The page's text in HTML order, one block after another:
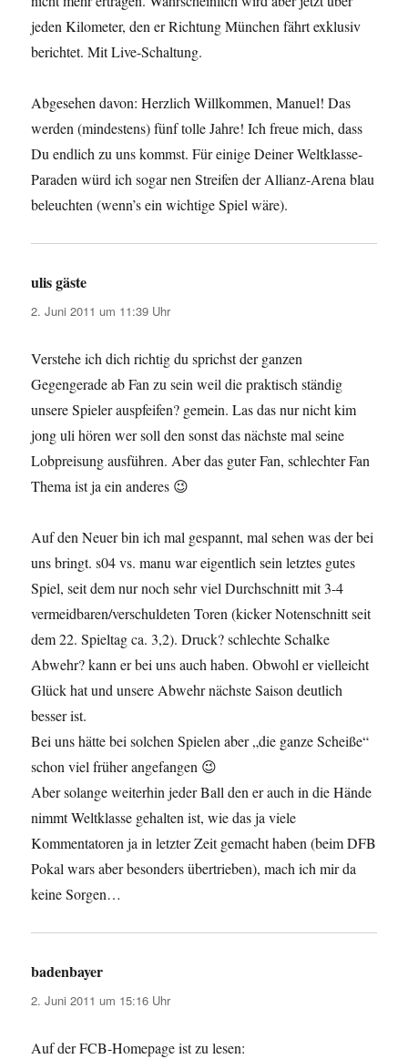
jeden Kilometer, den er Richtung München fährt exklusiv
berichtet. Mit Live-Schaltung.
Abgesehen davon: Herzlich Willkommen, Manuel! Das
werden (mindestens) fünf tolle Jahre! Ich freue mich, dass
Du endlich zu uns kommst. Für einige Deiner Weltklasse-
Paraden würd ich sogar nen Streifen der Allianz-Arena blau
beleuchten (wenn’s ein wichtige Spiel wäre).
ulis gäste
2. Juni 2011 um 11:39 Uhr
Verstehe ich dich richtig du sprichst der ganzen
Gegengerade ab Fan zu sein weil die praktisch ständig
unsere Spieler auspfeifen? gemein. Las das nur nicht kim
jong uli hören wer soll den sonst das nächste mal seine
Lobpreisung ausführen. Aber das guter Fan, schlechter Fan
Thema ist ja ein anderes 😉
Auf den Neuer bin ich mal gespannt, mal sehen was der bei
uns bringt. s04 vs. manu war eigentlich sein letztes gutes
Spiel, seit dem nur noch sehr viel Durchschnitt mit 3-4
vermeidbaren/verschuldeten Toren (kicker Notenschnitt seit
dem 22. Spieltag ca. 3,2). Druck? schlechte Schalke
Abwehr? kann er bei uns auch haben. Obwohl er vielleicht
Glück hat und unsere Abwehr nächste Saison deutlich
besser ist.
Bei uns hätte bei solchen Spielen aber „die ganze Scheiße“
schon viel früher angefangen 😉
Aber solange weiterhin jeder Ball den er auch in die Hände
nimmt Weltklasse gehalten ist, wie das ja viele
Kommentatoren ja in letzter Zeit gemacht haben (beim DFB
Pokal wars aber besonders übertrieben), mach ich mir da
keine Sorgen…
badenbayer
2. Juni 2011 um 15:16 Uhr
Auf der FCB-Homepage ist zu lesen: